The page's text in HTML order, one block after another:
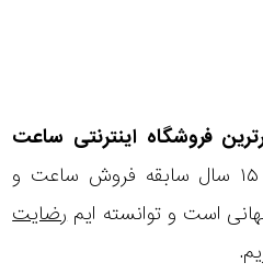
فروشگاه اینترنتی ساعت
با بیش از ۱۵ سال سابقه فروش ساعت و
رضایت